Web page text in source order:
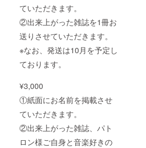
ていただきます。
②出来上がった雑誌を1冊お
送りさせていただきます。
※なお、発送は10月を予定し
ております。
¥3,000
①紙面にお名前を掲載させ
ていただきます。
②出来上がった雑誌、パト
ロン様ご自身と音楽好きの